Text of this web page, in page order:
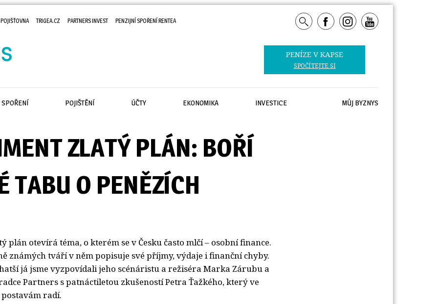
ZLATÝ PLÁN: BOŘÍ
TABU O PENĚZÍCH
plán otevírá téma, o kterém se v Česku často mlčí – osobní finance.
známých tváří v něm popisuje své příjmy, výdaje i finanční chyby.
já jsme vyzpovídali jeho scénáristu a režiséra Marka Zárubu a
Partners s patnáctiletou zkušeností Petra Ťažkého, který ve
radí.
TRIGEA.CZ PARTNERS INVEST PENZIJNÍ SPOŘENÍ RENTEA
PENÍZE V KAPSE
SPOČÍTEJTE SI
SPOŘENÍ POJIŠTĚNÍ ÚČTY EKONOMIKA INVESTICE MŮJ BYZNYS